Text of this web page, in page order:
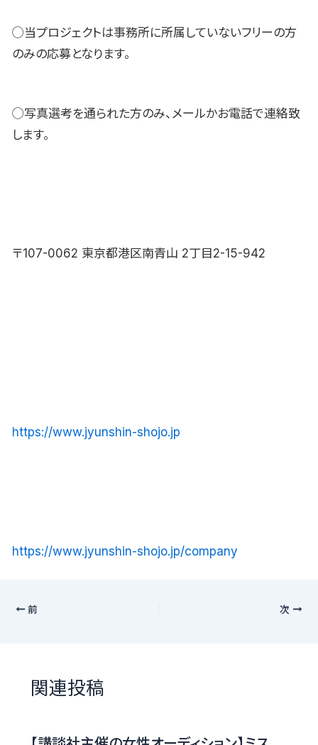
◯当プロジェクトは事務所に所属していないフリーの方
のみの応募となります。
◯写真選考を通られた方のみ、メールかお電話で連絡致
します。
〒107-0062 東京都港区南青山 2丁目2-15-942
https://www.jyunshin-shojo.jp
https://www.jyunshin-shojo.jp/company
前 次
関連投稿